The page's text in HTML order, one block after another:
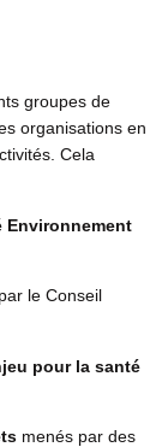
groupes de
organisations en
Cela
Environnement
le Conseil
pour la santé
menés par des